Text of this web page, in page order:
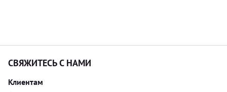
СВЯЖИТЕСЬ С НАМИ
Клиентам